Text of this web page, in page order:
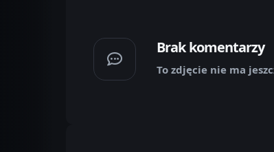
Brak komentarzy
To zdjęcie nie ma